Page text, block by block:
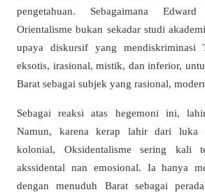
pengetahuan. Sebagaimana
Orientalisme bukan sekadar studi
upaya diskursif yang mendiskriminasi
eksotis, irasional, mistik, dan inferior,
Barat sebagai subjek yang rasional,
Sebagai reaksi atas hegemoni ini,
Namun, karena kerap lahir dari luka
kolonial, Oksidentalisme sering kali
akssidental nan emosional. Ia hanya
dengan menuduh Barat sebagai